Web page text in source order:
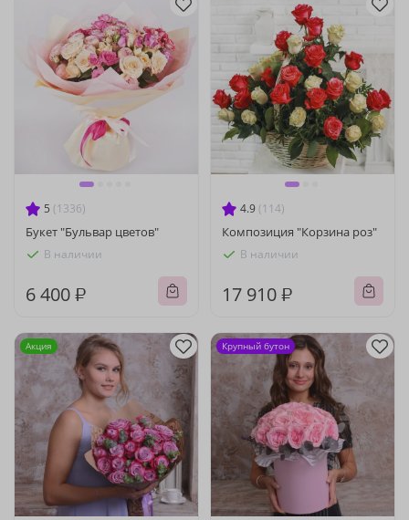
5 (1336)
Букет "Бульвар цветов"
В наличии
6 400 ₽
4.9 (114)
Композиция "Корзина роз"
В наличии
17 910 ₽
Акция Крупный бутон